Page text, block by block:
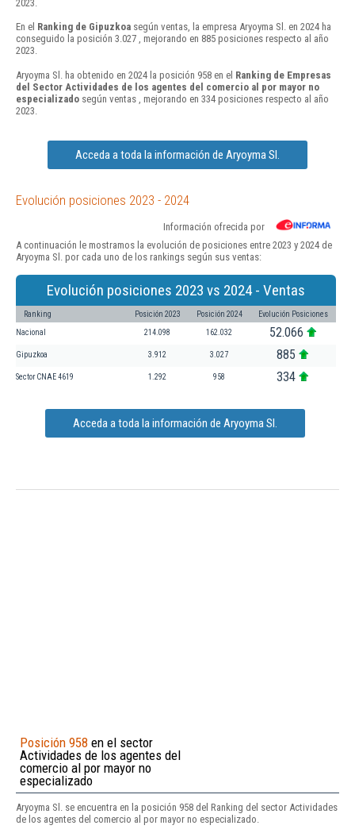
2023.
En el Ranking de Gipuzkoa según ventas, la empresa Aryoyma Sl. en 2024 ha
conseguido la posición 3.027 , mejorando en 885 posiciones respecto al año
2023.
Aryoyma Sl. ha obtenido en 2024 la posición 958 en el Ranking de Empresas
del Sector Actividades de los agentes del comercio al por mayor no
especializado según ventas , mejorando en 334 posiciones respecto al año
2023.
Acceda a toda la información de Aryoyma Sl.
Evolución posiciones 2023 - 2024
Información ofrecida por
A continuación le mostramos la evolución de posiciones entre 2023 y 2024 de
Aryoyma Sl. por cada uno de los rankings según sus ventas:
Evolución posiciones 2023 vs 2024 - Ventas
Ranking Posición 2023 Posición 2024 Evolución Posiciones
Nacional 214.098 162.032 52.066
Gipuzkoa 3.912 3.027 885
Sector CNAE 4619 1.292 958 334
Acceda a toda la información de Aryoyma Sl.
Posición 958 en el sector
Actividades de los agentes del
comercio al por mayor no
especializado
Aryoyma Sl. se encuentra en la posición 958 del Ranking del sector Actividades
de los agentes del comercio al por mayor no especializado.